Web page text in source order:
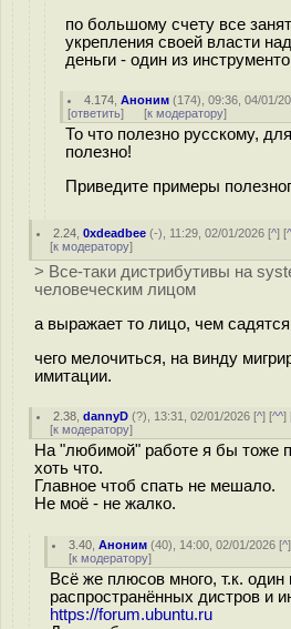
по большому счету все
укрепления своей власти
деньги - один из
4.174 ,Аноним (174), 09:36, 04/01/
[ответить] [к модератору]
То что полезно русскому,
полезно!
Приведите примеры
2.24 ,0xdeadbee (-), 11:29, 02/01/2026 [^] [
[к модератору]
> Все-таки дистрибутивы на
человеческим лицом
а выражает то лицо, чем
чего мелочиться, на винду
имитации.
2.38 ,dannyD (?), 13:31, 02/01/2026 [^] [^^]
[к модератору]
На "любимой" работе я бы тоже
хоть что.
Главное чтоб спать не мешало.
Не моё - не жалко.
3.40 ,Аноним (40), 14:00, 02/01/2026 [^
[к модератору]
Всё же плюсов много, т.к. один
распространённых дистров и
https://forum.ubuntu.ru